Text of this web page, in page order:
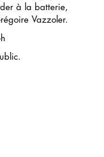
à la batterie,
Vazzoler.